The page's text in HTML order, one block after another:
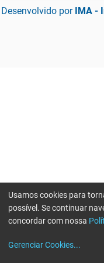
Desenvolvido por IMA -
Usamos cookies para
possível. Se continuar
concordar com nossa
Gerenciar Cookies...
Erro ao enviar